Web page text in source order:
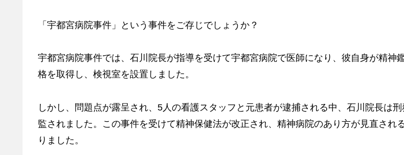
「宇都宮病院事件」という事件をご存じでしょうか？
宇都宮病院事件では、石川院長が指導を受けて宇都宮病院で医師になり、彼自身が精神
格を取得し、検視室を設置しました。
しかし、問題点が露呈され、5人の看護スタッフと元患者が逮捕される中、石川院長は刑
監されました。この事件を受けて精神保健法が改正され、精神病院のあり方が見直され
りました。